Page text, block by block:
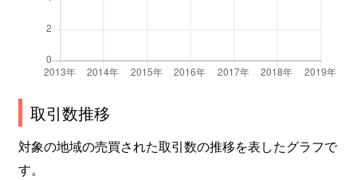
取引数推移
対象の地域の売買された取引数の推移を表したグラフで
す。